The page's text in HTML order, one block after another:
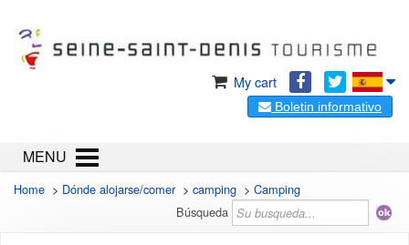
My cart
Boletin informativo
MENU
Home > Dónde alojarse/comer> camping > Camping
Búsqueda